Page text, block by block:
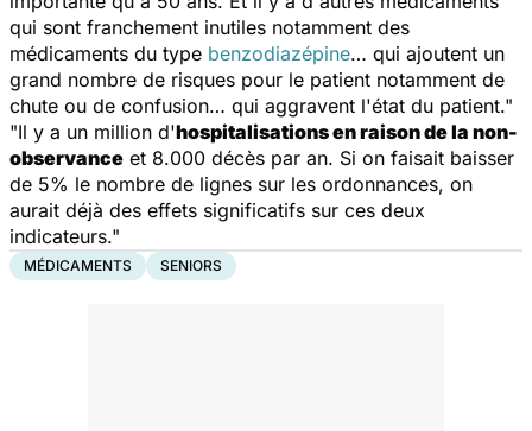
qui sont franchement inutiles notamment des
médicaments du type benzodiazépine… qui ajoutent un
grand nombre de risques pour le patient notamment de
chute ou de confusion… qui aggravent l'état du patient."
"Il y a un million d'hospitalisations en raison de la non-
observance et 8.000 décès par an. Si on faisait baisser
de 5% le nombre de lignes sur les ordonnances, on
aurait déjà des effets significatifs sur ces deux
indicateurs."
MÉDICAMENTS SENIORS